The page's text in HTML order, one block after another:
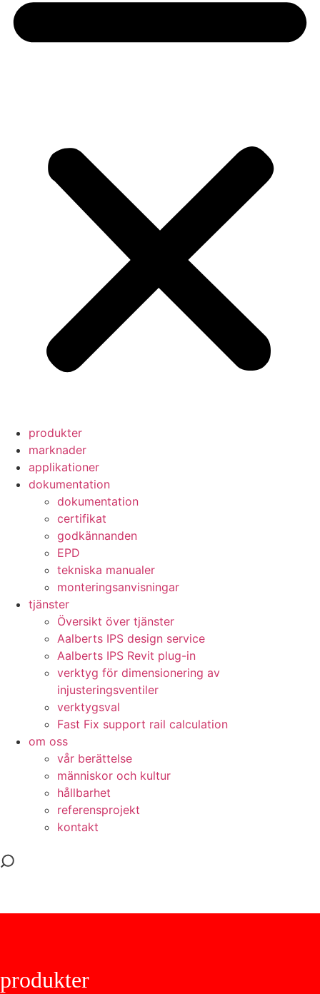
produkter
marknader
applikationer
dokumentation
dokumentation
certifikat
godkännanden
EPD
tekniska manualer
monteringsanvisningar
tjänster
Översikt över tjänster
Aalberts IPS design service
Aalberts IPS Revit plug-in
verktyg för dimensionering av
injusteringsventiler
verktygsval
Fast Fix support rail calculation
om oss
vår berättelse
människor och kultur
hållbarhet
referensprojekt
kontakt
produkter